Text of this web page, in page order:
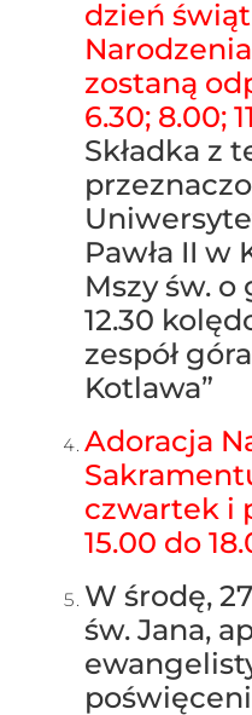
dzień
zostaną
6.30; 8.00;
Składka z
Pawła II w
Mszy św. o
12.30
zespół
Kotlawa”
Adoracja
czwartek i
15.00 do
W środę,
św. Jana,